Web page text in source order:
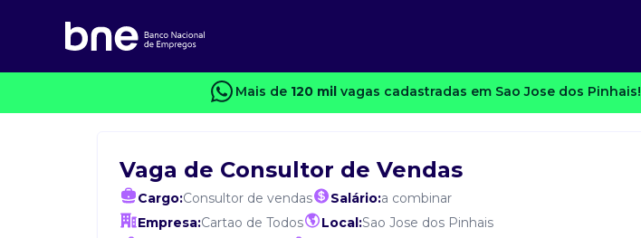
Mais de 120 mil vagas cadastradas em Sao Jose dos Pinhais!
Vaga de Consultor de Vendas
Cargo:Consultor de vendas Salário:a combinar
Empresa:Cartao de Todos Local:Sao Jose dos Pinhais